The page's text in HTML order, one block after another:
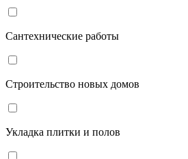
Сантехнические работы
Строительство новых домов
Укладка плитки и полов